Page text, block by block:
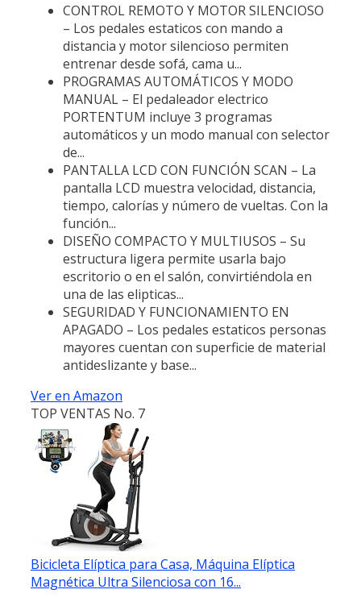
CONTROL REMOTO Y MOTOR SILENCIOSO
– Los pedales estaticos con mando a
distancia y motor silencioso permiten
entrenar desde sofá, cama u...
PROGRAMAS AUTOMÁTICOS Y MODO
MANUAL – El pedaleador electrico
PORTENTUM incluye 3 programas
automáticos y un modo manual con selector
de...
PANTALLA LCD CON FUNCIÓN SCAN – La
pantalla LCD muestra velocidad, distancia,
tiempo, calorías y número de vueltas. Con la
función...
DISEÑO COMPACTO Y MULTIUSOS – Su
estructura ligera permite usarla bajo
escritorio o en el salón, convirtiéndola en
una de las elipticas...
SEGURIDAD Y FUNCIONAMIENTO EN
APAGADO – Los pedales estaticos personas
mayores cuentan con superficie de material
antideslizante y base...
Ver en Amazon
TOP VENTAS No. 7
Bicicleta Elíptica para Casa, Máquina Elíptica
Magnética Ultra Silenciosa con 16...